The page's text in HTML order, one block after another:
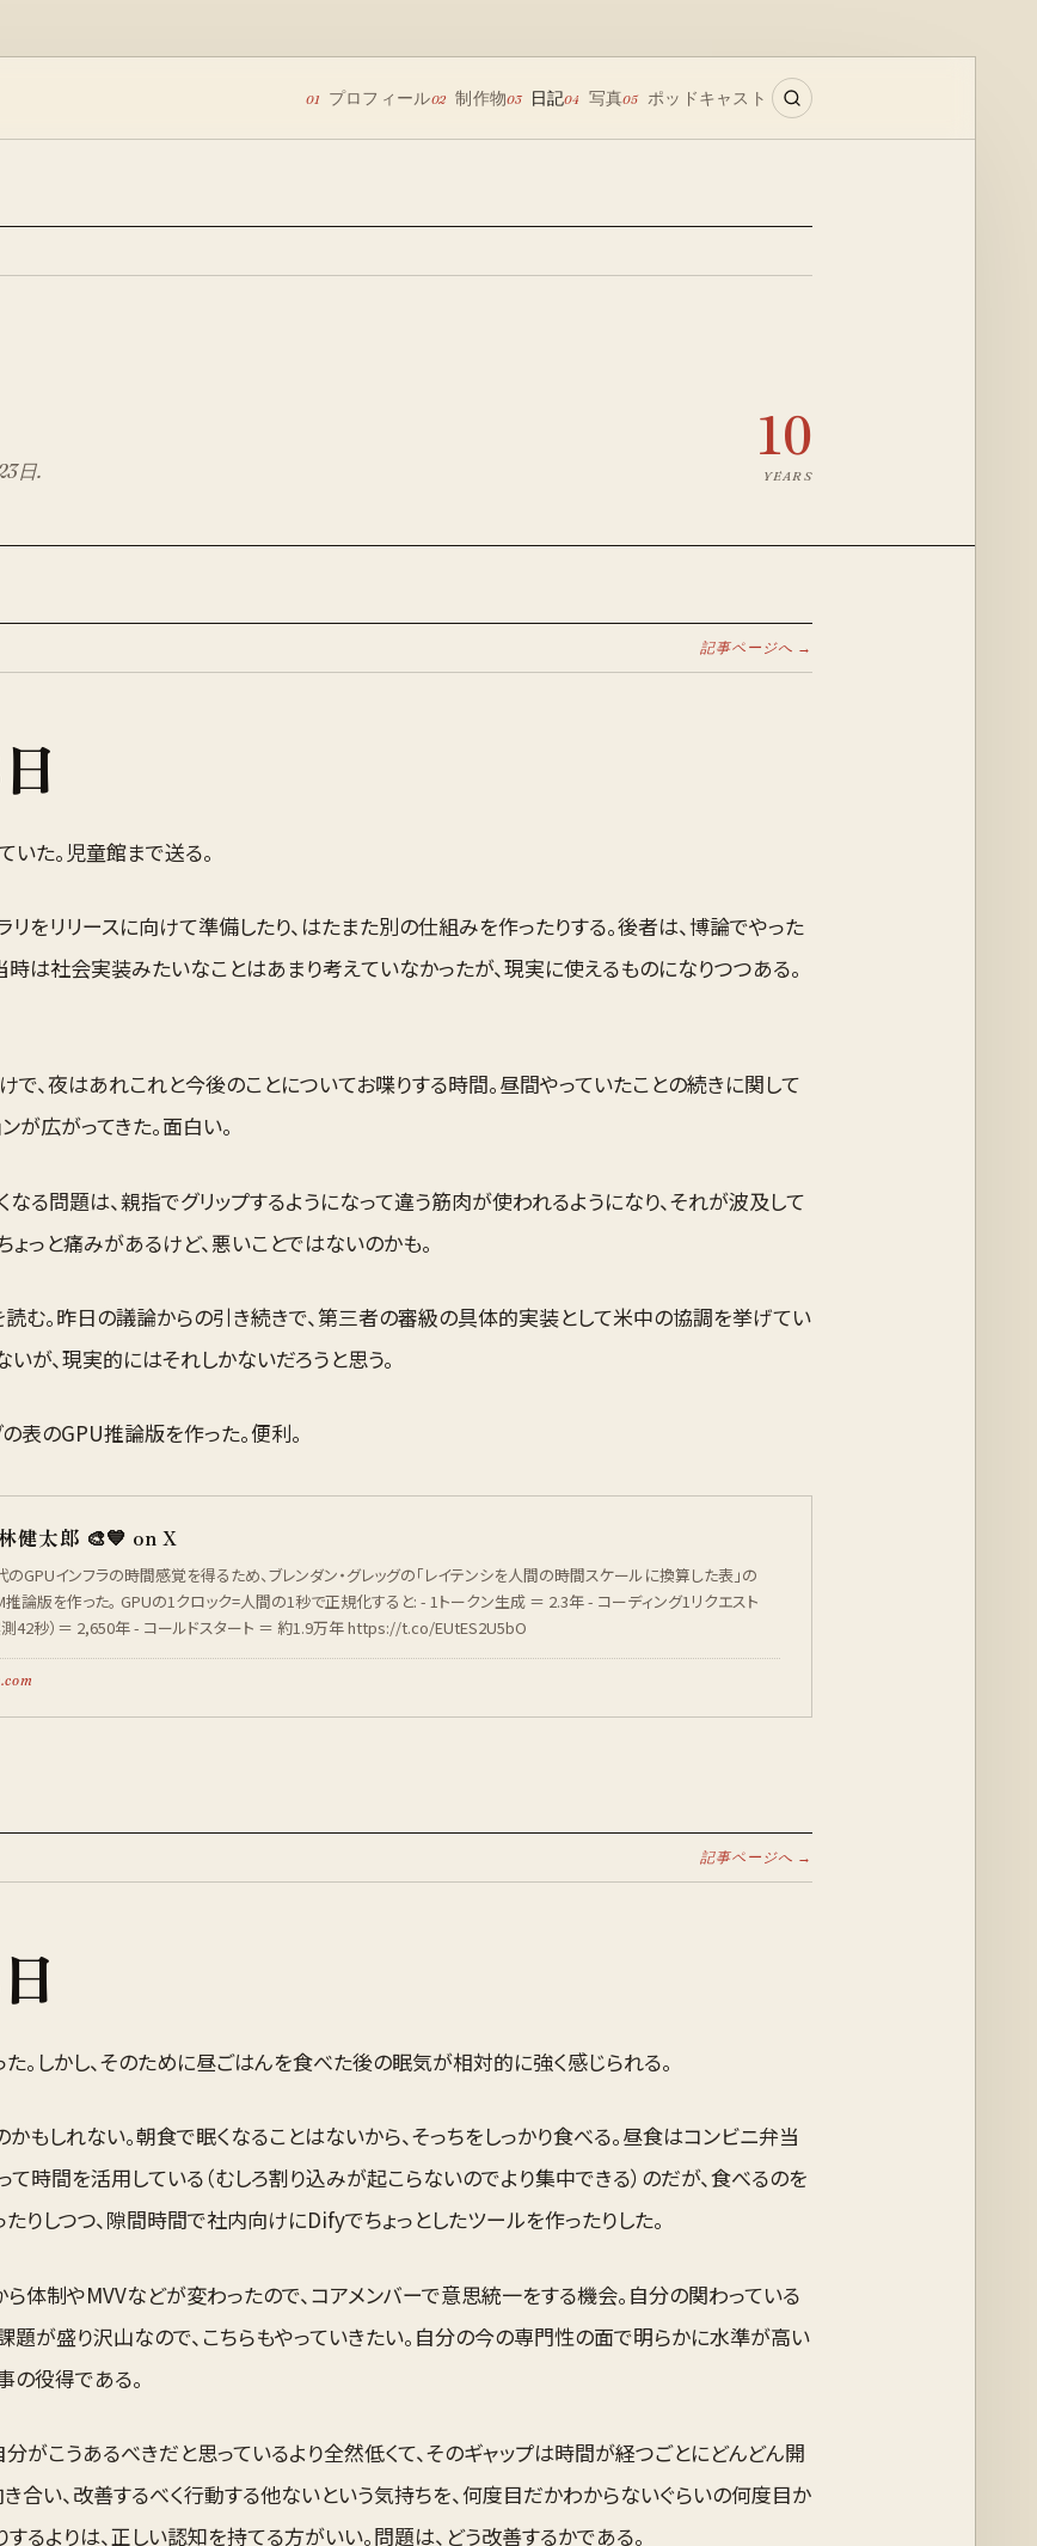
01 プロフィール02 制作物03 日記04 写真05 ポッドキャスト
日.
10
YEARS
記事ページへ →
日
いた。児童館まで送る。
リをリリースに向けて準備したり、はたまた別の仕組みを作ったりする。後者は、博論でやった
は社会実装みたいなことはあまり考えていなかったが、現実に使えるものになりつつある。
で、夜はあれこれと今後のことについてお喋りする時間。昼間やっていたことの続きに関して
が広がってきた。面白い。
る問題は、親指でグリップするようになって違う筋肉が使われるようになり、それが波及して
ょっと痛みがあるけど、悪いことではないのかも。
読む。昨日の議論からの引き続きで、第三者の審級の具体的実装として米中の協調を挙げてい
いが、現実的にはそれしかないだろうと思う。
表のGPU推論版を作った。便利。
健太郎 🎨💙 on X
のGPUインフラの時間感覚を得るため、ブレンダン・グレッグの「レイテンシを人間の時間スケールに換算した表」の
推論版を作った。 GPUの1クロック=人間の1秒で正規化すると: - 1トークン生成 ＝ 2.3年 - コーディング1リクエスト
測42秒）＝ 2,650年 - コールドスタート ＝ 約1.9万年 https://t.co/EUtES2U5bO
記事ページへ →
日
しかし、そのために昼ごはんを食べた後の眠気が相対的に強く感じられる。
もしれない。朝食で眠くなることはないから、そっちをしっかり食べる。昼食はコンビニ弁当
時間を活用している（むしろ割り込みが起こらないのでより集中できる）のだが、食べるのを
りしつつ、隙間時間で社内向けにDifyでちょっとしたツールを作ったりした。
体制やMVVなどが変わったので、コアメンバーで意思統一をする機会。自分の関わっている
題が盛り沢山なので、こちらもやっていきたい。自分の今の専門性の面で明らかに水準が高い
の役得である。
がこうあるべきだと思っているより全然低くて、そのギャップは時間が経つごとにどんどん開
合い、改善するべく行動する他ないという気持ちを、何度目だかわからないぐらいの何度目か
るよりは、正しい認知を持てる方がいい。問題は、どう改善するかである。